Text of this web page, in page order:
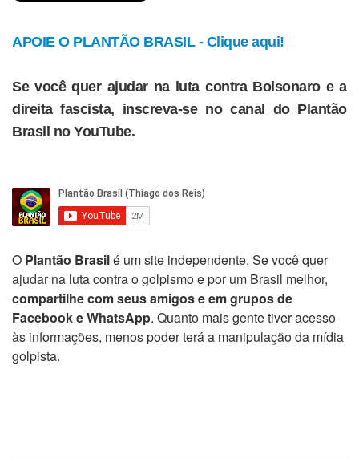
APOIE O PLANTÃO BRASIL - Clique aqui!
Se você quer ajudar na luta contra Bolsonaro e a
direita fascista, inscreva-se no canal do Plantão
Brasil no YouTube.
O Plantão Brasilé um site independente. Se você quer
ajudar na luta contra o golpismo e por um Brasil melhor,
compartilhe com seus amigos e em grupos de
Facebook e WhatsApp. Quanto mais gente tiver acesso
às informações, menos poder terá a manipulação da mídia
golpista.